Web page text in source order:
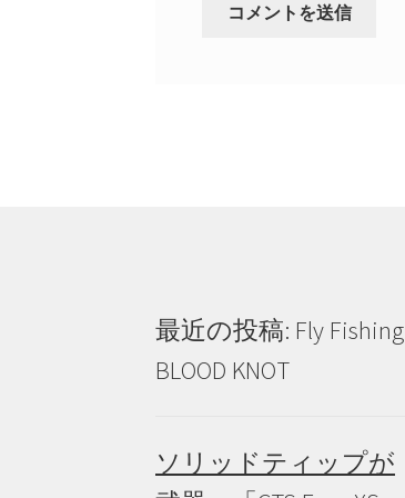
最近の投稿: Fly Fishing
BLOOD KNOT
ソリッドティップが